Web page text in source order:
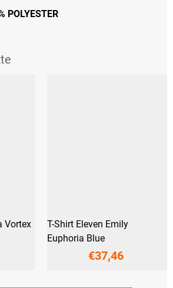
POLYESTER
Vortex
T-Shirt Eleven Emily
Euphoria Blue
€37,46